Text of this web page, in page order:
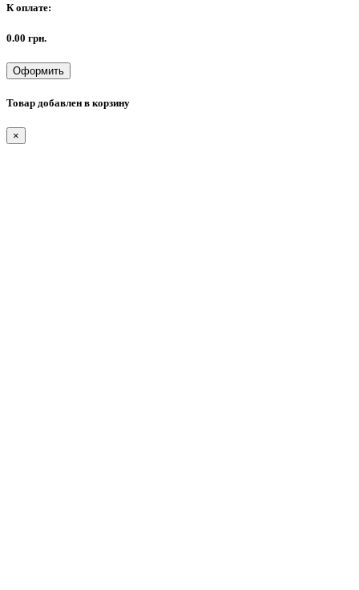
К оплате:
0.00 грн.
Оформить
Товар добавлен в корзину
×